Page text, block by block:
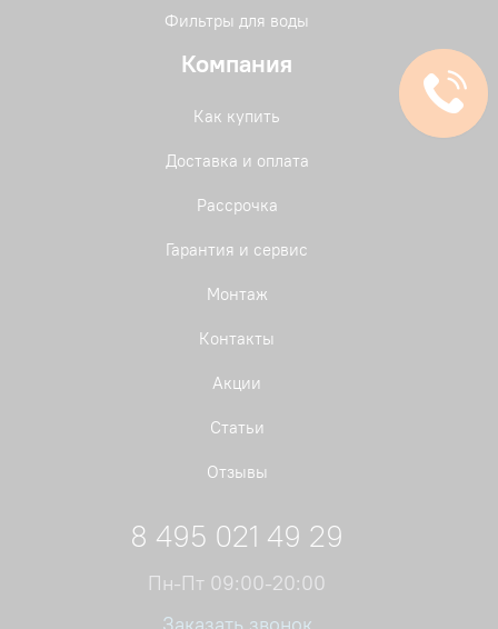
Фильтры для воды
Компания
Как купить
Доставка и оплата
Рассрочка
Гарантия и сервис
Монтаж
Контакты
Акции
Статьи
Отзывы
8 495 021 49 29
Пн-Пт 09:00-20:00